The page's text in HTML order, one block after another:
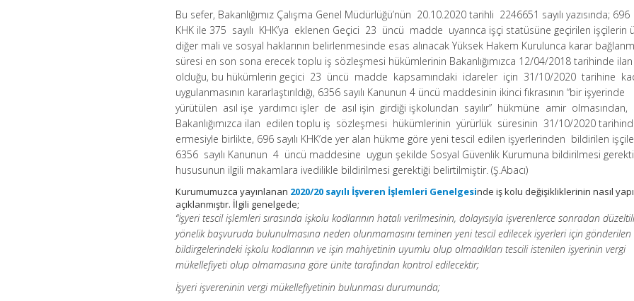
Bu sefer, Bakanlığımız Çalışma Genel Müdürlüğü’nün 20.10.2020 tarihli 2246651 sayılı yazısında; 696
KHK ile 375 sayılı KHK’ya eklenen Geçici 23 üncü madde uyarınca işçi statüsüne geçirilen işçilerin
diğer mali ve sosyal haklarının belirlenmesinde esas alınacak Yüksek Hakem Kurulunca karar
süresi en son sona erecek toplu iş sözleşmesi hükümlerinin Bakanlığımızca 12/04/2018 tarihinde
olduğu, bu hükümlerin geçici 23 üncü madde kapsamındaki idareler için 31/10/2020 tarihine
uygulanmasının kararlaştırıldığı, 6356 sayılı Kanunun 4 üncü maddesinin ikinci fıkrasının “bir işyerinde
yürütülen asıl işe yardımcı işler de asıl işin girdiği işkolundan sayılır” hükmüne amir olmasından,
Bakanlığımızca ilan edilen toplu iş sözleşmesi hükümlerinin yürürlük süresinin 31/10/2020
ermesiyle birlikte, 696 sayılı KHK’de yer alan hükme göre yeni tescil edilen işyerlerinden bildirilen
6356 sayılı Kanunun 4 üncü maddesine uygun şekilde Sosyal Güvenlik Kurumuna bildirilmesi
hususunun ilgili makamlara ivedilikle bildirilmesi gerektiği belirtilmiştir. (Ş.Abacı)
Kurumumuzca yayınlanan 2020/20 sayılı İşveren İşlemleri Genelgesinde iş kolu değişikliklerinin nasıl
açıklanmıştır. İlgili genelgede;
“İşyeri tescil işlemleri sırasında işkolu kodlarının hatalı verilmesinin, dolayısıyla işverenlerce sonradan
yönelik başvuruda bulunulmasına neden olunmamasını teminen yeni tescil edilecek işyerleri için gönderilen
bildirgelerindeki işkolu kodlarının ve işin mahiyetinin uyumlu olup olmadıkları tescili istenilen işyerinin vergi
mükellefiyeti olup olmamasına göre ünite tarafından kontrol edilecektir;
İşyeri işvereninin vergi mükellefiyetinin bulunması durumunda;